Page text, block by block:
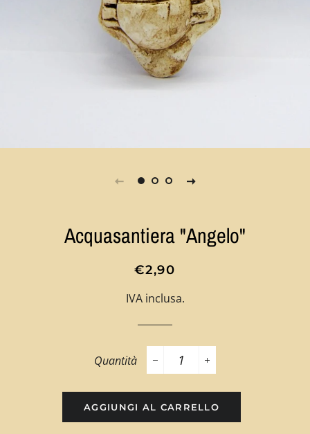
Acquasantiera "Angelo"
Prezzo
listino
Prezzo
€2,90
IVA inclusa.
Quantità
−
+
AGGIUNGI AL CARRELLO